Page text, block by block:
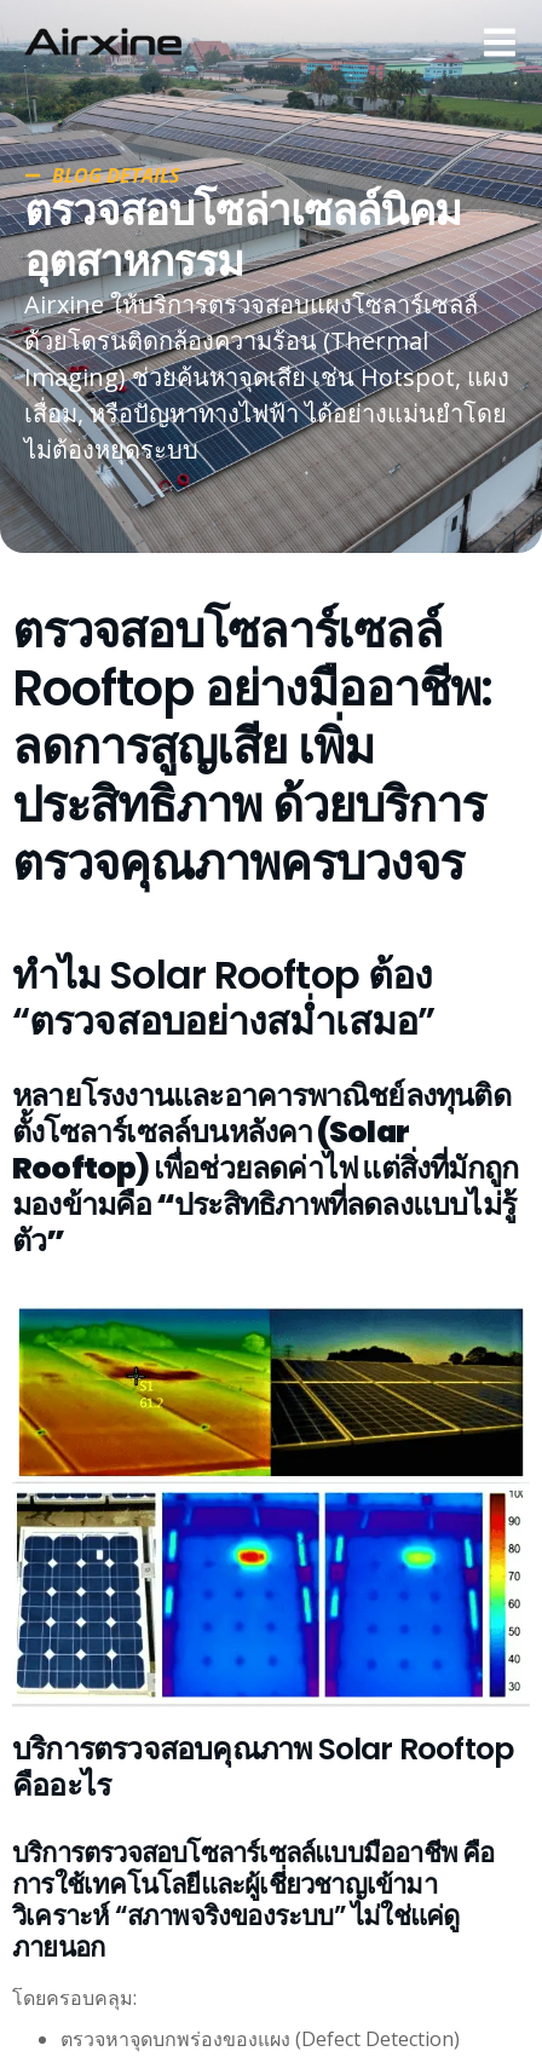
BLOG DETAILS
ตรวจสอบโซล่าเซลล์นิคม
อุตสาหกรรม
Airxine ให้บริการตรวจสอบแผงโซลาร์เซลล์
ด้วยโดรนติดกล้องความร้อน (Thermal
Imaging) ช่วยค้นหาจุดเสีย เช่น Hotspot, แผง
เสื่อม, หรือปัญหาทางไฟฟ้า ได้อย่างแม่นยำโดย
ไม่ต้องหยุดระบบ
ตรวจสอบโซลาร์เซลล์
Rooftop อย่างมืออาชีพ:
ลดการสูญเสีย เพิ่ม
ประสิทธิภาพ ด้วยบริการ
ตรวจคุณภาพครบวงจร
ทำไม Solar Rooftop ต้อง
“ตรวจสอบอย่างสม่ำเสมอ”
หลายโรงงานและอาคารพาณิชย์ลงทุนติด
ตั้งโซลาร์เซลล์บนหลังคา (Solar
Rooftop) เพื่อช่วยลดค่าไฟ แต่สิ่งที่มักถูก
มองข้ามคือ “ประสิทธิภาพที่ลดลงแบบไม่รู้
ตัว”
บริการตรวจสอบคุณภาพ Solar Rooftop
คืออะไร
บริการตรวจสอบโซลาร์เซลล์แบบมืออาชีพ คือ
การใช้เทคโนโลยีและผู้เชี่ยวชาญเข้ามา
วิเคราะห์ “สภาพจริงของระบบ” ไม่ใช่แค่ดู
ภายนอก
โดยครอบคลุม:
ตรวจหาจุดบกพร่องของแผง (Defect Detection)